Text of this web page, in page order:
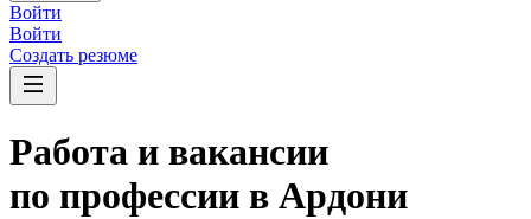
Войти
Войти
Создать резюме
Работа и вакансии
по профессии в Ардони